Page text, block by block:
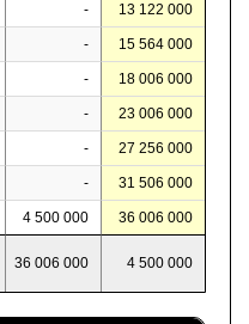
- 13 122 000
- 15 564 000
- 18 006 000
- 23 006 000
- 27 256 000
- 31 506 000
4 500 000 36 006 000
36 006 000 4 500 000